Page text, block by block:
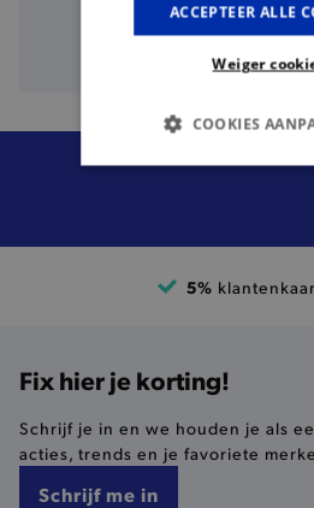
Ontdek
5%
Fix hier je korting!
Schrijf je in en we houden je als
acties, trends en je favoriete
Schrijf me in
ACCEPTEER ALLE
Weiger
COOKIES
TARGETING
Basis cookies Analytische